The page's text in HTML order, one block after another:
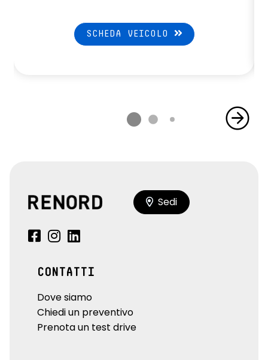
SCHEDA VEICOLO
Sedi
CONTATTI
Dove siamo
Chiedi un preventivo
Prenota un test drive